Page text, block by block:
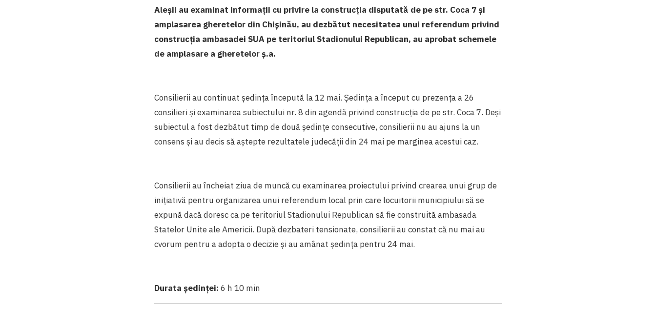
Aleșii au examinat informații cu privire la construcția disputată de pe str. Coca 7 și
amplasarea gheretelor din Chișinău, au dezbătut necesitatea unui referendum privind
construcția ambasadei SUA pe teritoriul Stadionului Republican, au aprobat schemele
de amplasare a gheretelor ș.a.
Consilierii au continuat ședința începută la 12 mai. Ședința a început cu prezența a 26
consilieri și examinarea subiectului nr. 8 din agendă privind construcția de pe str. Coca 7. Deși
subiectul a fost dezbătut timp de două ședințe consecutive, consilierii nu au ajuns la un
consens și au decis să aștepte rezultatele judecății din 24 mai pe marginea acestui caz.
Consilierii au încheiat ziua de muncă cu examinarea proiectului privind crearea unui grup de
inițiativă pentru organizarea unui referendum local prin care locuitorii municipiului să se
expună dacă doresc ca pe teritoriul Stadionului Republican să fie construită ambasada
Statelor Unite ale Americii. După dezbateri tensionate, consilierii au constat că nu mai au
cvorum pentru a adopta o decizie și au amânat ședința pentru 24 mai.
Durata ședinței: 6 h 10 min